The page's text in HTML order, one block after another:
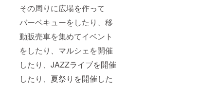
その周りに広場を作って
バーベキューをしたり、移
動販売車を集めてイベント
をしたり、マルシェを開催
したり、JAZZライブを開催
したり、夏祭りを開催した